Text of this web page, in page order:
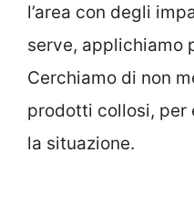
l’area con degli
serve, applichiamo
Cerchiamo di non
prodotti collosi, per
la situazione.